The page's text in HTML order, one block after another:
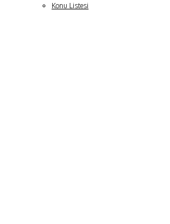
Konu Listesi